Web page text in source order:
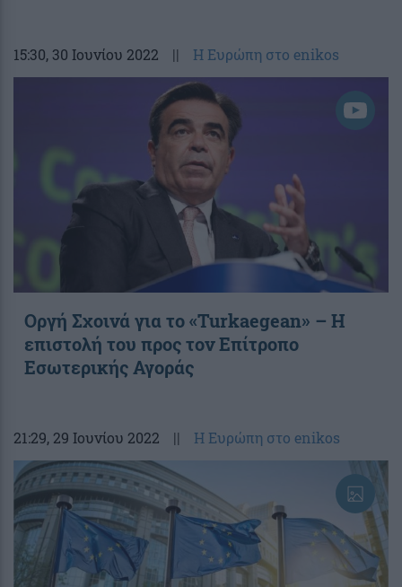
15:30, 30 Ιουνίου 2022 || Η Ευρώπη στο enikos
Οργή Σχοινά για το «Turkaegean» – Η
επιστολή του προς τον Επίτροπο
Εσωτερικής Αγοράς
21:29, 29 Ιουνίου 2022 || Η Ευρώπη στο enikos